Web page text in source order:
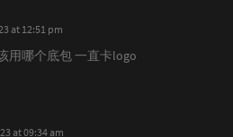
at 12:51 pm
用哪个底包 一直卡logo
at 09:34 am